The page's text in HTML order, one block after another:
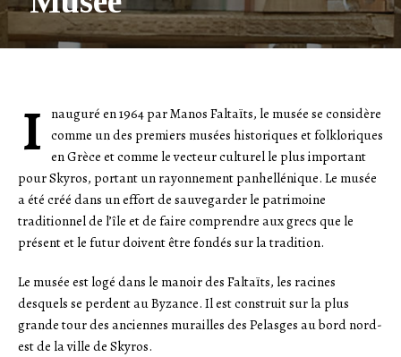
I
nauguré en 1964 par Manos Faltaïts, le musée se considère
comme un des premiers musées historiques et folkloriques
en Grèce et comme le vecteur culturel le plus important
pour Skyros, portant un rayonnement panhellénique. Le musée
a été créé dans un effort de sauvegarder le patrimoine
traditionnel de l’île et de faire comprendre aux grecs que le
présent et le futur doivent être fondés sur la tradition.
Le musée est logé dans le manoir des Faltaïts, les racines
desquels se perdent au Byzance. Il est construit sur la plus
grande tour des anciennes murailles des Pelasges au bord nord-
est de la ville de Skyros.